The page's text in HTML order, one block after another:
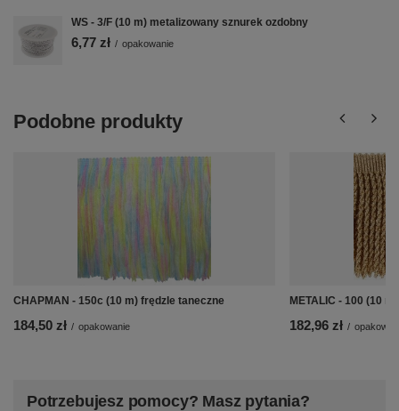
WS - 3/F (10 m) metalizowany sznurek ozdobny
6,77 zł / opakowanie
Podobne produkty
CHAPMAN - 150c (10 m) frędzle taneczne
184,50 zł / opakowanie
METALIC - 100 (10
182,96 zł /
Potrzebujesz pomocy? Masz pytania?